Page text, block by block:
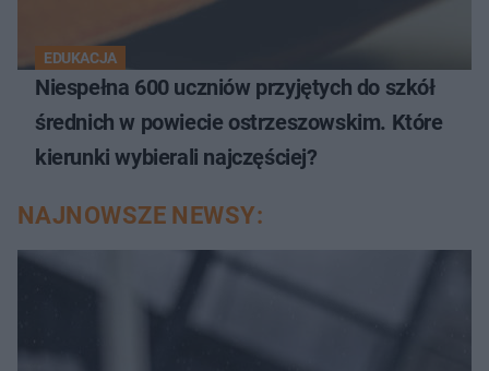
EDUKACJA
Niespełna 600 uczniów przyjętych do szkół
średnich w powiecie ostrzeszowskim. Które
kierunki wybierali najczęściej?
NAJNOWSZE NEWSY: